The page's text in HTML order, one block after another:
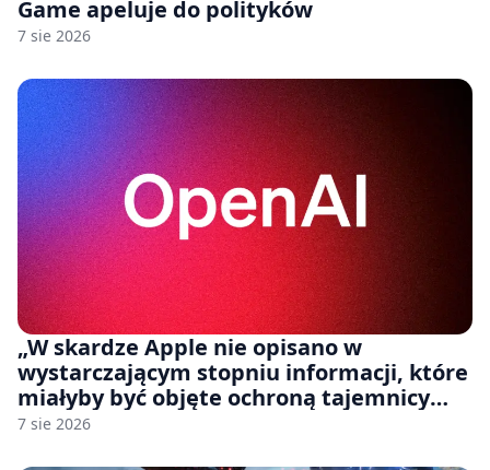
Game apeluje do polityków
7 sie 2026
„W skardze Apple nie opisano w
wystarczającym stopniu informacji, które
miałyby być objęte ochroną tajemnicy
handlowej”. OpenAI żąda odrzucenia
7 sie 2026